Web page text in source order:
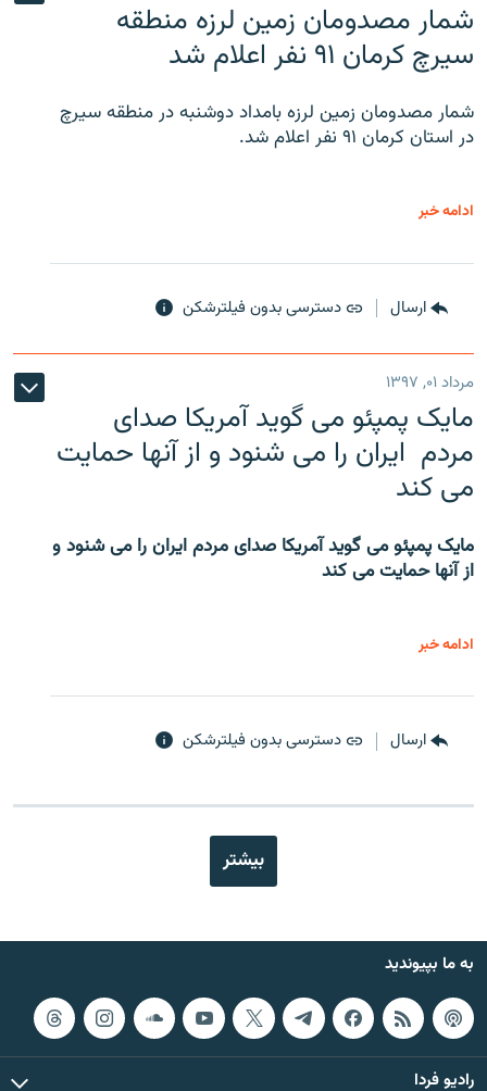
شمار مصدومان زمین لرزه منطقه
سیرچ کرمان ۹۱ نفر اعلام شد
شمار مصدومان زمین لرزه بامداد دوشنبه در منطقه سیرچ
در استان کرمان ۹۱ نفر اعلام شد.
ادامه خبر
ارسال دسترسی بدون فیلترشکن
مرداد ۰۱, ۱۳۹۷
مایک پمپئو می گوید آمریکا صدای
مردم ایران را می شنود و از آنها حمایت
می کند
مایک پمپئو می گوید آمریکا صدای مردم ایران را می شنود و
از آنها حمایت می کند
ادامه خبر
ارسال دسترسی بدون فیلترشکن
بیشتر
به ما بپیوندید
رادیو فردا